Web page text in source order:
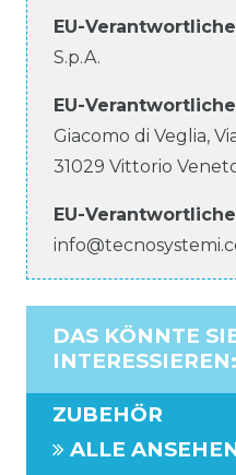
EU-
S.p.A.
EU-Verantwortliche
Giacomo di Veglia,
31029 Vittorio
EU-
DAS KÖNNTE
INTERESSIEREN:
ZUBEHÖR
ALLE